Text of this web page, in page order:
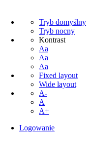
Tryb domyślny
Tryb nocny
Kontrast
Aa
Aa
Aa
Fixed layout
Wide layout
A-
A
A+
Logowanie